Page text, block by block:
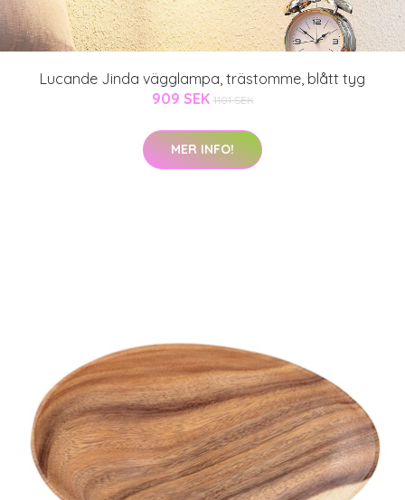
Lucande Jinda vägglampa, trästomme, blått tyg
909 SEK 1101 SEK
MER INFO!